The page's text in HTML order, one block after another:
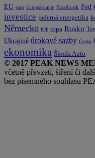
EU euro Evropská unie Facebook Fed
investice jaderná energetika
Německo PPF ropa Rusko
Ukrajině úrokové sazby Česko
ekonomika Škoda Auto
© 2017 PEAK NEWS
včetně převzetí, šíření či
bez písemného souhlasu